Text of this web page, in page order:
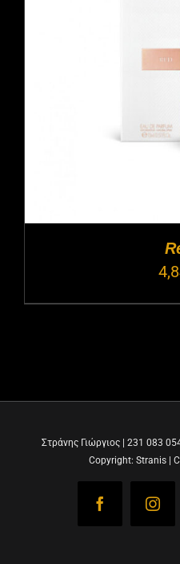
Στράνης Γιώργιος | 231 083
Copyright: Stranis |
Facebook